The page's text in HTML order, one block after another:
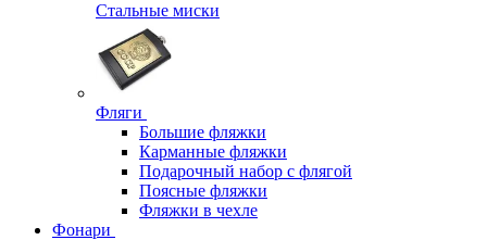
Стальные миски
Фляги
Большие фляжки
Карманные фляжки
Подарочный набор с флягой
Поясные фляжки
Фляжки в чехле
Фонари